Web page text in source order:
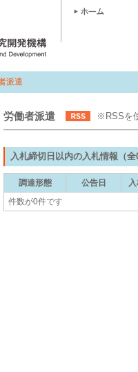
派遣
労働者派遣 ※RSSを
入札締切日以内の入札情報（全
調達形態 公告日
件数が0件です